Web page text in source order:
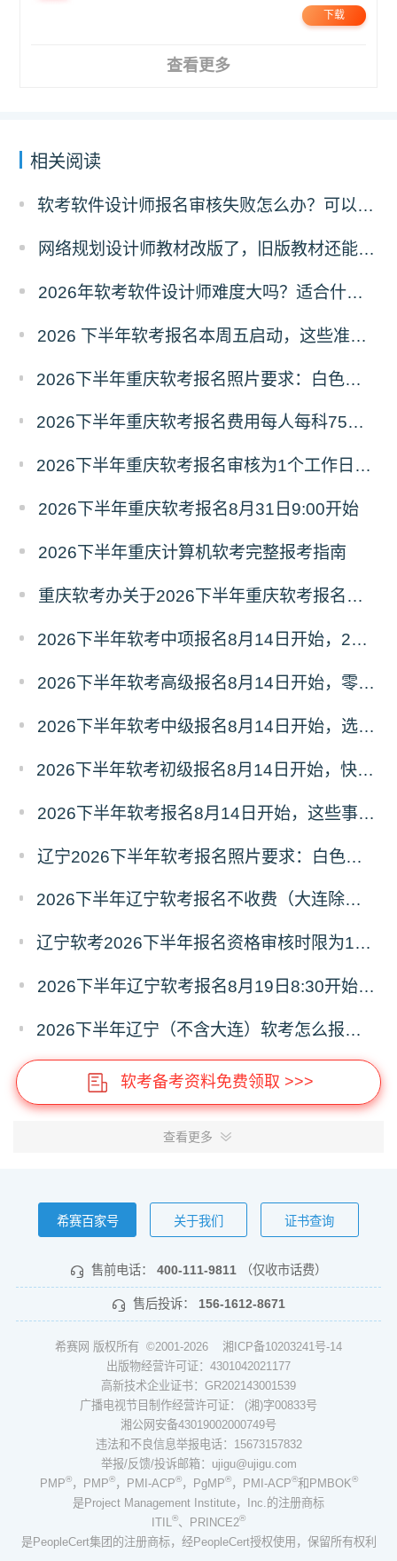
下载
查看更多
相关阅读
软考软件设计师报名审核失败怎么办？可以异地报考吗？
网络规划设计师教材改版了，旧版教材还能不能用？
2026年软考软件设计师难度大吗？适合什么人报考？
2026 下半年软考报名本周五启动，这些准备你做好了吗？
2026下半年重庆软考报名照片要求：白色、jpg、分辨率295*413、尺寸为2.5cm*3.5cm
2026下半年重庆软考报名费用每人每科75元，报名缴费9月16日17:00截止
2026下半年重庆软考报名审核为1个工作日内，报考人员自行登录查看结果
2026下半年重庆软考报名8月31日9:00开始
2026下半年重庆计算机软考完整报考指南
重庆软考办关于2026下半年重庆软考报名的通知
2026下半年软考中项报名8月14日开始，2个月冲刺建议来啦！
2026下半年软考高级报名8月14日开始，零基础直接冲系规！
2026下半年软考中级报名8月14日开始，选择哪科想好了吗？
2026下半年软考初级报名8月14日开始，快来看看有哪些需要注意的吧！
2026下半年软考报名8月14日开始，这些事项你要清楚！
辽宁2026下半年软考报名照片要求：白色、jpg、文件大于30k
2026下半年辽宁软考报名不收费（大连除外），报考信息审核通过视为报考成功
辽宁软考2026下半年报名资格审核时限为1个工作日，审核结果自行查看
2026下半年辽宁软考报名8月19日8:30开始，报名窗口期共7天
2026下半年辽宁（不含大连）软考怎么报名？报考条件、时间、流程全解读
软考备考资料免费领取 >>>
查看更多
希赛百家号 关于我们 证书查询
售前电话： 400-111-9811 （仅收市话费）
售后投诉： 156-1612-8671
希赛网 版权所有 ©2001-2026 湘ICP备10203241号-14
出版物经营许可证：4301042021177
高新技术企业证书：GR202143001539
广播电视节目制作经营许可证： (湘)字00833号
湘公网安备43019002000749号
违法和不良信息举报电话：15673157832
举报/反馈/投诉邮箱：ujigu@ujigu.com
PMP®，PMP®，PMI-ACP®，PgMP®，PMI-ACP®和PMBOK®
是Project Management Institute，Inc.的注册商标
ITIL®、PRINCE2®
是PeopleCert集团的注册商标，经PeopleCert授权使用，保留所有权利